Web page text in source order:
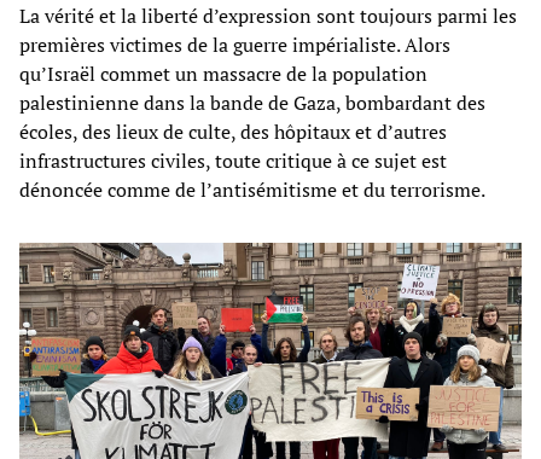
La vérité et la liberté d’expression sont toujours parmi les
premières victimes de la guerre impérialiste. Alors
qu’Israël commet un massacre de la population
palestinienne dans la bande de Gaza, bombardant des
écoles, des lieux de culte, des hôpitaux et d’autres
infrastructures civiles, toute critique à ce sujet est
dénoncée comme de l’antisémitisme et du terrorisme.